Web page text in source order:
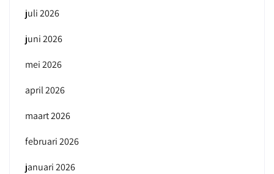
juli 2026
juni 2026
mei 2026
april 2026
maart 2026
februari 2026
januari 2026